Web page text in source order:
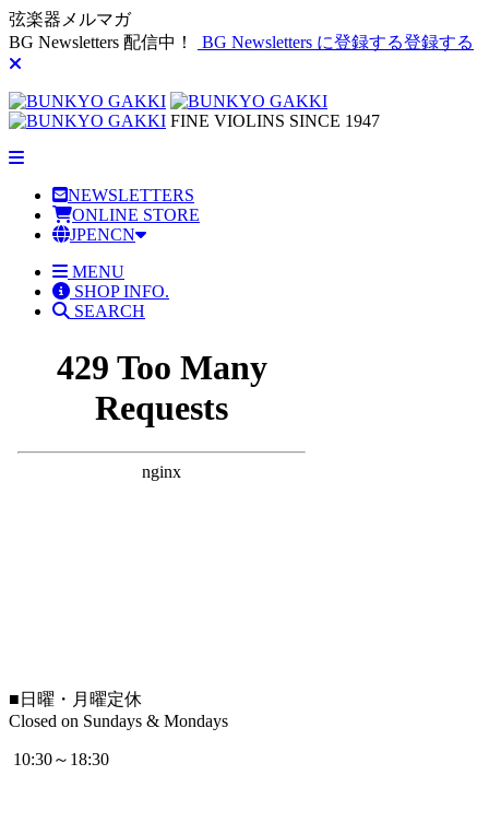
弦楽器メルマガ
BG Newsletters 配信中！
BG Newsletters に登録する登録する
FINE VIOLINS SINCE 1947
NEWSLETTERS
ONLINE STORE
JPENCN
MENU
SHOP INFO.
SEARCH
■ 日曜・月曜定休
Closed on Sundays & Mondays
10:30～18:30